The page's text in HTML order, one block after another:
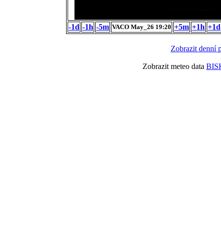
-1d -1h -5m VACO May_26 19:20 +5m +1h +1d
Zobrazit denní
Zobrazit meteo data